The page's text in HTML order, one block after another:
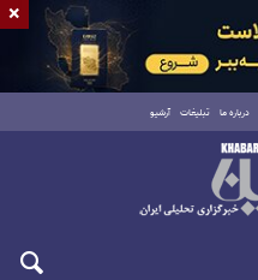
درباره ما تبلیغات آرشیو
×